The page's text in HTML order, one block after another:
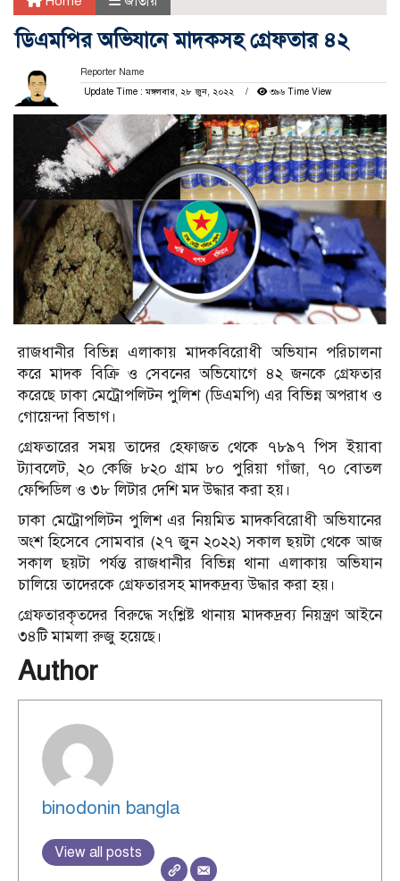
ডিএমপির অভিযানে মাদকসহ গ্রেফতার ৪২
Reporter Name
Update Time : মঙ্গলবার, ২৮ জুন, ২০২২
৩৯৬ Time View
রাজধানীর বিভিন্ন এলাকায় মাদকবিরোধী অভিযান পরিচালনা
করে মাদক বিক্রি ও সেবনের অভিযোগে ৪২ জনকে গ্রেফতার
করেছে ঢাকা মেট্রোপলিটন পুলিশ (ডিএমপি) এর বিভিন্ন অপরাধ ও
গোয়েন্দা বিভাগ।
গ্রেফতারের সময় তাদের হেফাজত থেকে ৭৮৯৭ পিস ইয়াবা
ট্যাবলেট, ২০ কেজি ৮২০ গ্রাম ৮০ পুরিয়া গাঁজা, ৭০ বোতল
ফেন্সিডিল ও ৩৮ লিটার দেশি মদ উদ্ধার করা হয়।
ঢাকা মেট্রোপলিটন পুলিশ এর নিয়মিত মাদকবিরোধী অভিযানের
অংশ হিসেবে সোমবার (২৭ জুন ২০২২) সকাল ছয়টা থেকে আজ
সকাল ছয়টা পর্যন্ত রাজধানীর বিভিন্ন থানা এলাকায় অভিযান
চালিয়ে তাদেরকে গ্রেফতারসহ মাদকদ্রব্য উদ্ধার করা হয়।
গ্রেফতারকৃতদের বিরুদ্ধে সংশ্লিষ্ট থানায় মাদকদ্রব্য নিয়ন্ত্রণ আইনে
৩৪টি মামলা রুজু হয়েছে।
Author
binodonin bangla
View all posts